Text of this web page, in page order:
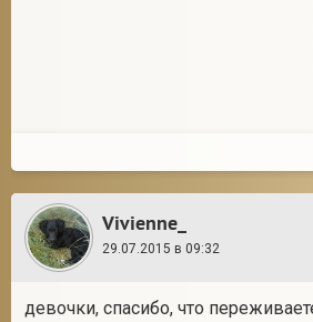
Vivienne_
29.07.2015 в 09:32
девочки, спасибо, что